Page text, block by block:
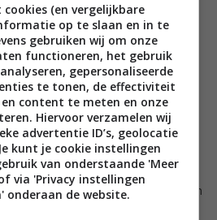
uur mee op een enkele lading en
extra uren. De draadloze
heeft een bereik van twintig
heb je meer controle inclusief een
Dankzij Voice Boost klinkt je
cookies (en vergelijkbare
op te slaan en in te
gebruiken wij om onze
functioneren, het gebruik
gepersonaliseerde
te tonen, de effectiviteit
content te meten en onze
Hiervoor verzamelen wij
advertentie ID’s, geolocatie
kunt je cookie instellingen
van onderstaande 'Meer
via 'Privacy instellingen
onderaan de website.